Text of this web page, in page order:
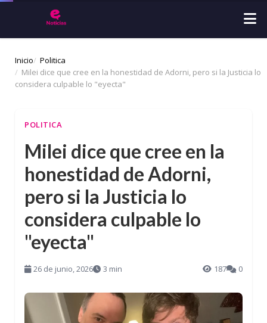
Inicio
Politica
Milei dice que cree en la honestidad de Adorni, pero si la Justicia lo
considera culpable lo "eyecta"
POLITICA
Milei dice que cree en la
honestidad de Adorni,
pero si la Justicia lo
considera culpable lo
"eyecta"
26 de junio, 2026 3 min 187 0